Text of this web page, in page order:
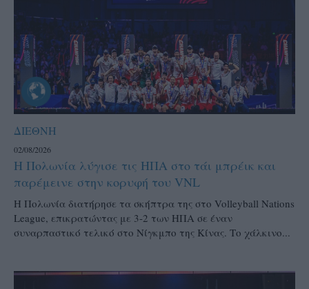
ΔΙΕΘΝΗ
02/08/2026
Η Πολωνία λύγισε τις ΗΠΑ στο τάι μπρέικ και
παρέμεινε στην κορυφή του VNL
Η Πολωνία διατήρησε τα σκήπτρα της στο Volleyball Nations
League, επικρατώντας με 3-2 των ΗΠΑ σε έναν
συναρπαστικό τελικό στο Νίγκμπο της Κίνας. Το χάλκινο...